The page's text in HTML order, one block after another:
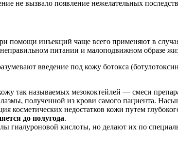
не вызвало появление нежелательных
помощи инъекций чаще всего применяют в
питании и малоподвижном образе
введение под кожу ботокса
так называемых мезококтейлей — смеси
полученной из крови самого пациента.
косметических недостатков кожи путем
до полугода.
гиалуроновой кислоты, но делают их по